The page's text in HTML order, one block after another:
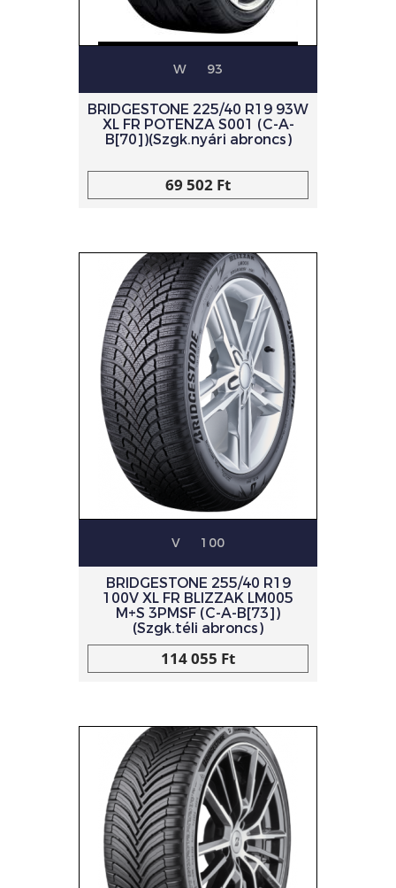
W 93
BRIDGESTONE 225/40 R19 93W
XL FR POTENZA S001 (C-A-
B[70])(Szgk.nyári abroncs)
69 502 Ft
V 100
BRIDGESTONE 255/40 R19
100V XL FR BLIZZAK LM005
M+S 3PMSF (C-A-B[73])
(Szgk.téli abroncs)
114 055 Ft